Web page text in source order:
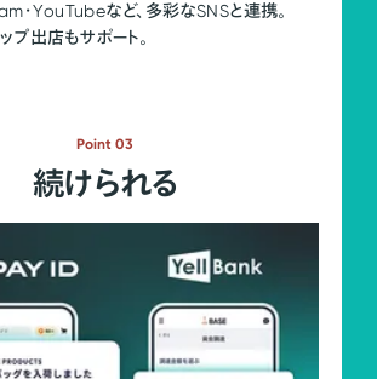
・YouTubeなど、多彩なSNSと連携。
プ出店もサポート。
Point 03
続けられる